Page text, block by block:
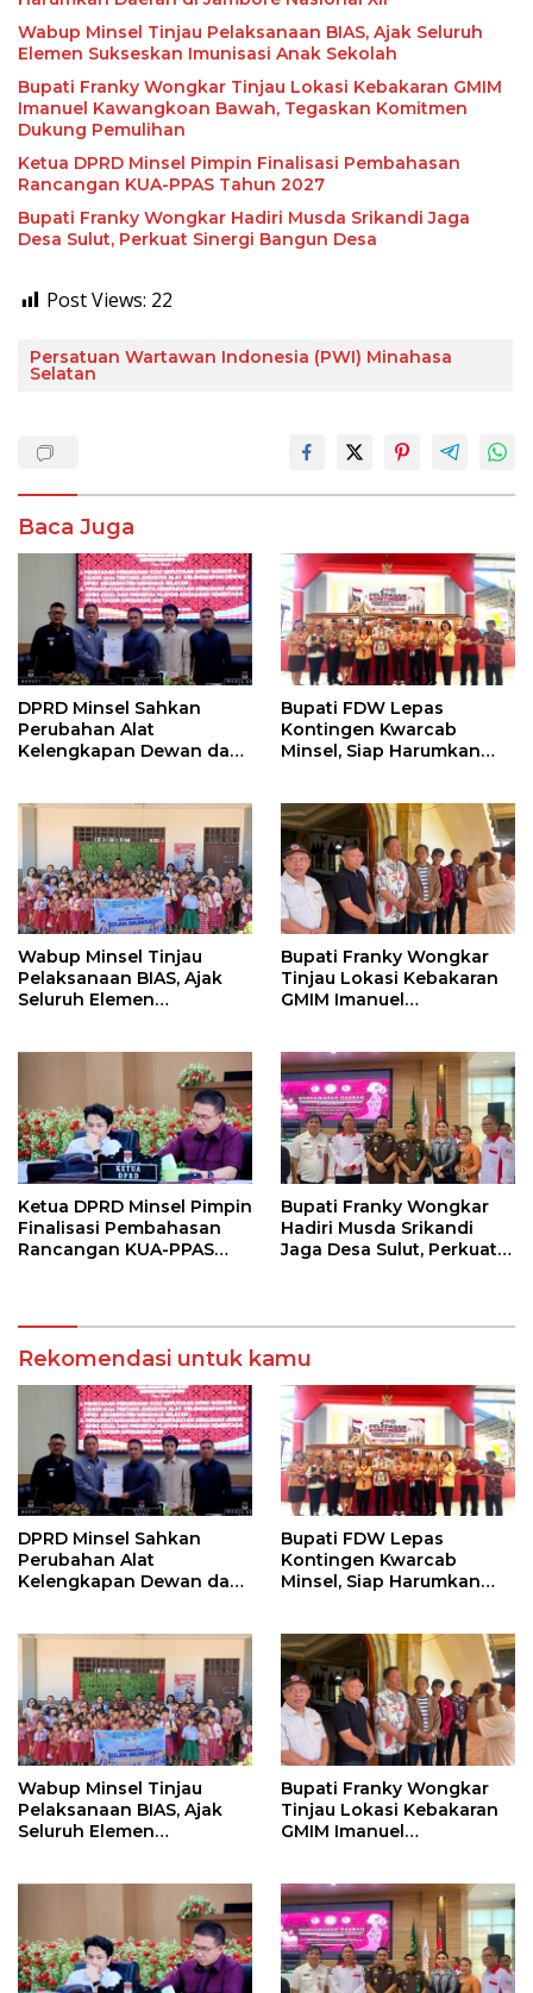
Wabup Minsel Tinjau Pelaksanaan BIAS, Ajak Seluruh
Elemen Sukseskan Imunisasi Anak Sekolah
Bupati Franky Wongkar Tinjau Lokasi Kebakaran GMIM
Imanuel Kawangkoan Bawah, Tegaskan Komitmen
Dukung Pemulihan
Ketua DPRD Minsel Pimpin Finalisasi Pembahasan
Rancangan KUA-PPAS Tahun 2027
Bupati Franky Wongkar Hadiri Musda Srikandi Jaga
Desa Sulut, Perkuat Sinergi Bangun Desa
Post Views: 22
Persatuan Wartawan Indonesia (PWI) Minahasa
Selatan
Baca Juga
DPRD Minsel Sahkan
Perubahan Alat
Kelengkapan Dewan dan
Bupati FDW Lepas
Kontingen Kwarcab
Minsel, Siap Harumkan
Wabup Minsel Tinjau
Pelaksanaan BIAS, Ajak
Seluruh Elemen
Bupati Franky Wongkar
Tinjau Lokasi Kebakaran
GMIM Imanuel
Dukung Pemulihan
Ketua DPRD Minsel Pimpin
Finalisasi Pembahasan
Rancangan KUA-PPAS
Bupati Franky Wongkar
Hadiri Musda Srikandi
Jaga Desa Sulut, Perkuat
Rekomendasi untuk kamu
DPRD Minsel Sahkan
Perubahan Alat
Kelengkapan Dewan dan
Bupati FDW Lepas
Kontingen Kwarcab
Minsel, Siap Harumkan
Wabup Minsel Tinjau
Pelaksanaan BIAS, Ajak
Seluruh Elemen
Bupati Franky Wongkar
Tinjau Lokasi Kebakaran
GMIM Imanuel
Dukung Pemulihan